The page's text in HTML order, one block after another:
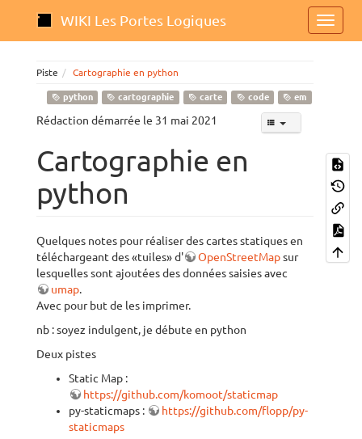
WIKI Les Portes Logiques
Piste Cartographie en python
python cartographie carte code em
Rédaction démarrée le 31 mai 2021
Cartographie en
python
Quelques notes pour réaliser des cartes statiques en
téléchargeant des «tuiles» d'
OpenStreetMapsur
lesquelles sont ajoutées des données saisies avec
umap.
Avec pour but de les imprimer.
nb : soyez indulgent, je débute en python
Deux pistes
Static Map :
https://github.com/komoot/staticmap
py-staticmaps :
https://github.com/flopp/py-
staticmaps